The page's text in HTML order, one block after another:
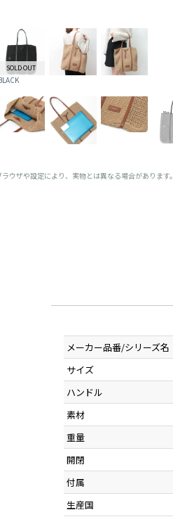
SOLD OUT
ウザや設定により、実物とは異なる場合があります。
メーカー品番/シリーズ名
サイズ
ハンドル
素材
重量
開閉
付属
生産国